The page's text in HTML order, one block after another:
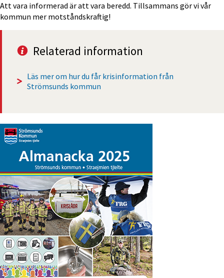
Att vara informerad är att vara beredd. Tillsammans gör vi vår
kommun mer motståndskraftig!
Relaterad information
Läs mer om hur du får krisinformation från
Strömsunds kommun